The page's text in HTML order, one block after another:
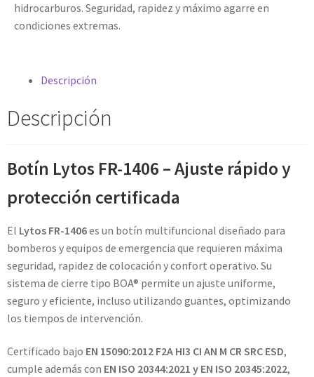
hidrocarburos. Seguridad, rapidez y máximo agarre en
condiciones extremas.
Descripción
Descripción
Botín Lytos FR-1406 – Ajuste rápido y
protección certificada
El Lytos FR-1406es un botín multifuncional diseñado para
bomberos y equipos de emergencia que requieren máxima
seguridad, rapidez de colocación y confort operativo. Su
sistema de cierre tipo BOA® permite un ajuste uniforme,
seguro y eficiente, incluso utilizando guantes, optimizando
los tiempos de intervención.
Certificado bajo EN 15090:2012 F2A HI3 CI AN M CR SRC ESD,
cumple además con EN ISO 20344:2021 y EN ISO 20345:2022,